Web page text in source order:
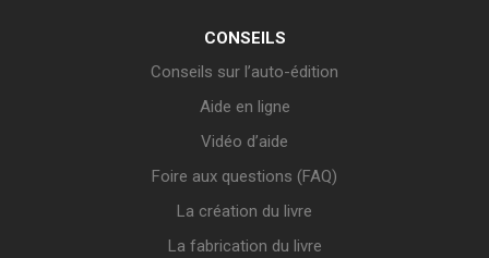
CONSEILS
Conseils sur l’auto-édition
Aide en ligne
Vidéo d’aide
Foire aux questions (FAQ)
La création du livre
La fabrication du livre